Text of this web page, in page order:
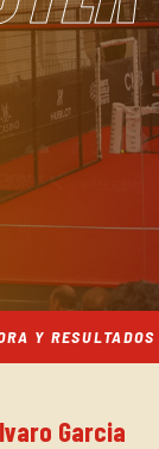
Y RESULTADOS
Garcia